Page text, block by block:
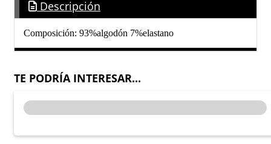
Descripción
Composición: 93%algodón 7%elastano
TE PODRÍA INTERESAR...